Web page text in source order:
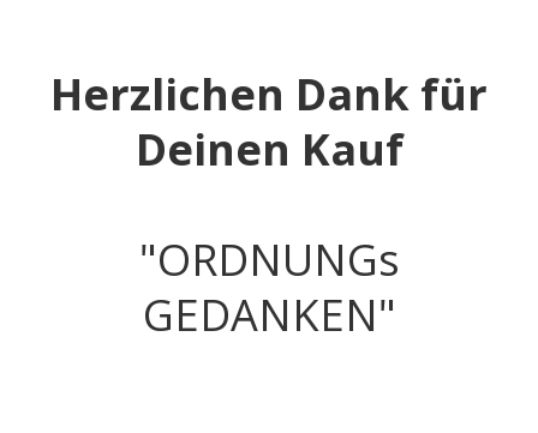
​​Herzlichen Dank für
Deinen Kauf​
​"ORDNUNGs
GEDANKEN​"